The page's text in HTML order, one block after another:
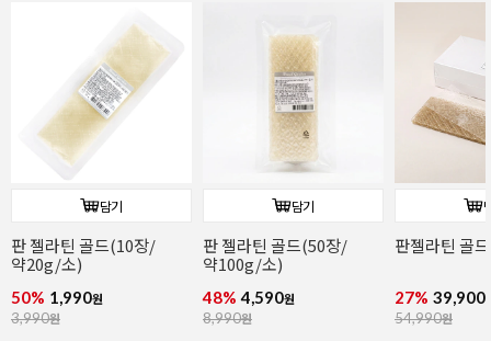
담기
판젤라틴 골드(1kg/소)
27% 39,900원
54,990원
담기
[주문배송]로투스
스프레드 필링 도넛
1% 59,900원
61,000원
[주문배송]커
2% 44,900원
46,000원